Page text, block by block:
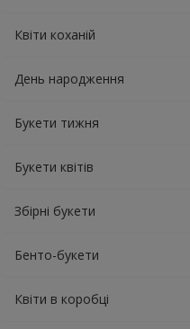
Квіти коханій
День народження
Букети тижня
Букети квітів
Збірні букети
Бенто-букети
Квіти в коробці